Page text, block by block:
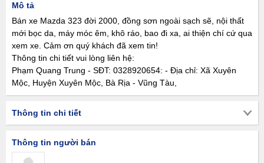
Mô tả
Bán xe Mazda 323 đời 2000, đồng sơn ngoài sạch sẽ, nội thất
mới bọc da, máy móc êm, khô ráo, bao đi xa, ai thiện chí cứ qua
xem xe. Cảm ơn quý khách đã xem tin!
Thông tin chi tiết vui lòng liên hệ:
Phạm Quang Trung - SĐT: 0328920654: - Địa chỉ: Xã Xuyên
Mộc, Huyện Xuyên Mộc, Bà Rịa - Vũng Tàu,
Thông tin chi tiết
Thông tin người bán